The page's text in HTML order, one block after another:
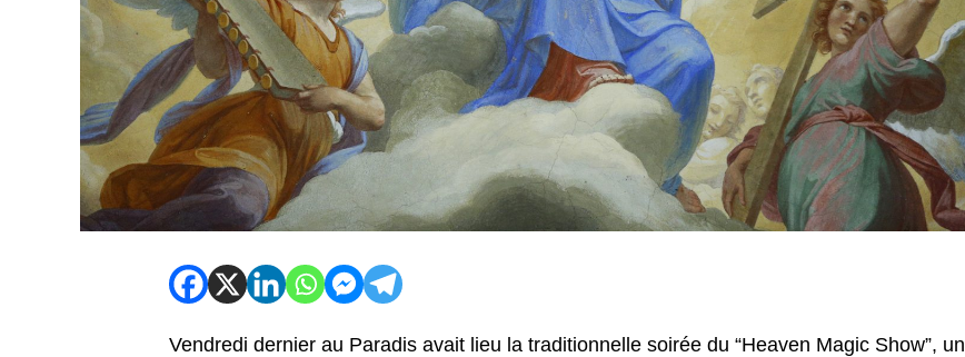
Vendredi dernier au Paradis avait lieu la traditionnelle soirée du “Heaven Magic Show”, un